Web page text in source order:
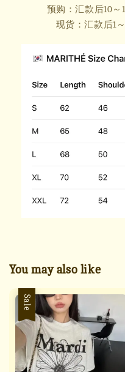
预购：汇款后10
现货：汇款后1
You may also like
Sale